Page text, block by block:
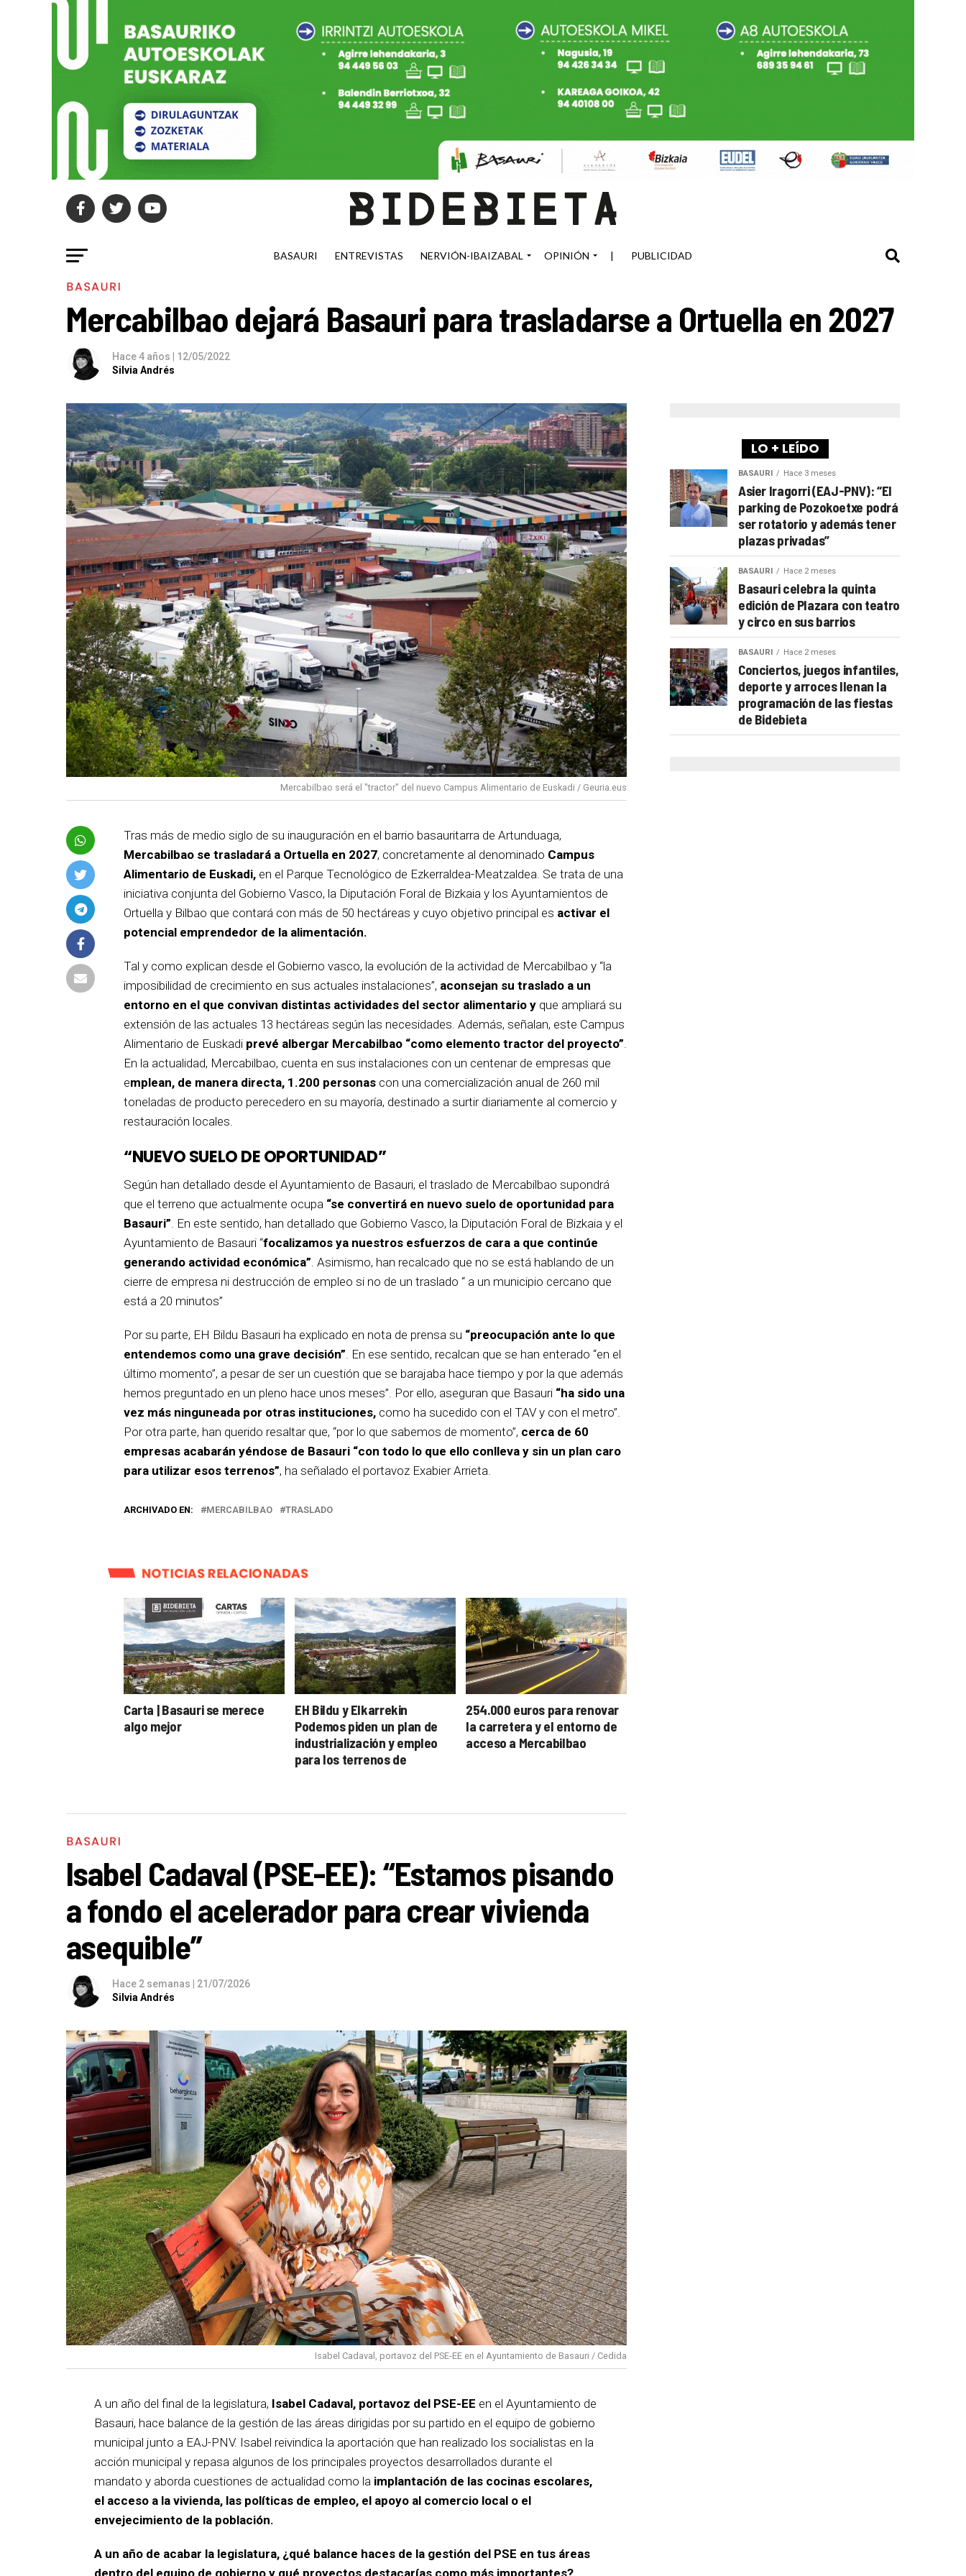
BASAURI ENTREVISTAS NERVIÓN-IBAIZABAL OPINIÓN | PUBLICIDAD
BASAURI
Mercabilbao dejará Basauri para trasladarse a Ortuella en 2027
Hace 4 años | 12/05/2022
Silvia Andrés
Mercabilbao será el "tractor" del nuevo Campus Alimentario de Euskadi / Geuria.eus
Tras más de medio siglo de su inauguración en el barrio basauritarra de Artunduaga,
Mercabilbao se trasladará a Ortuella en 2027, concretamente al denominado Campus
Alimentario de Euskadi, en el Parque Tecnológico de Ezkerraldea-Meatzaldea. Se trata de una
iniciativa conjunta del Gobierno Vasco, la Diputación Foral de Bizkaia y los Ayuntamientos de
Ortuella y Bilbao que contará con más de 50 hectáreas y cuyo objetivo principal es activar el
potencial emprendedor de la alimentación.
Tal y como explican desde el Gobierno vasco, la evolución de la actividad de Mercabilbao y “la
imposibilidad de crecimiento en sus actuales instalaciones”, aconsejan su traslado a un
entorno en el que convivan distintas actividades del sector alimentario y que ampliará su
extensión de las actuales 13 hectáreas según las necesidades. Además, señalan, este Campus
Alimentario de Euskadi prevé albergar Mercabilbao “como elemento tractor del proyecto”
En la actualidad, Mercabilbao, cuenta en sus instalaciones con un centenar de empresas que
emplean, de manera directa, 1.200 personas con una comercialización anual de 260 mil
toneladas de producto perecedero en su mayoría, destinado a surtir diariamente al comercio y
restauración locales.
“NUEVO SUELO DE OPORTUNIDAD”
Según han detallado desde el Ayuntamiento de Basauri, el traslado de Mercabilbao supondrá
que el terreno que actualmente ocupa “se convertirá en nuevo suelo de oportunidad para
Basauri” . En este sentido, han detallado que Gobierno Vasco, la Diputación Foral de Bizkaia y el
Ayuntamiento de Basauri “focalizamos ya nuestros esfuerzos de cara a que continúe
generando actividad económica” . Asimismo, han recalcado que no se está hablando de un
cierre de empresa ni destrucción de empleo si no de un traslado “ a un municipio cercano que
está a 20 minutos”
Por su parte, EH Bildu Basauri ha explicado en nota de prensa su “preocupación ante lo que
entendemos como una grave decisión” . En ese sentido, recalcan que se han enterado “en el
último momento”, a pesar de ser un cuestión que se barajaba hace tiempo y por la que además
hemos preguntado en un pleno hace unos meses”. Por ello, aseguran que Basauri “ha sido una
vez más ninguneada por otras instituciones, como ha sucedido con el TAV y con el metro”.
Por otra parte, han querido resaltar que, “por lo que sabemos de momento”, cerca de 60
empresas acabarán yéndose de Basauri “con todo lo que ello conlleva y sin un plan caro
para utilizar esos terrenos”, ha señalado el portavoz Exabier Arrieta.
ARCHIVADO EN: MERCABILBAO TRASLADO
NOTICIAS RELACIONADAS
Carta | Basauri se merece
algo mejor
EH Bildu y Elkarrekin
Podemos piden un plan de
industrialización y empleo
para los terrenos de
254.000 euros para renovar
la carretera y el entorno de
acceso a Mercabilbao
BASAURI
Isabel Cadaval (PSE-EE): “Estamos pisando
a fondo el acelerador para crear vivienda
asequible”
Hace 2 semanas | 21/07/2026
Silvia Andrés
Isabel Cadaval, portavoz del PSE-EE en el Ayuntamiento de Basauri / Cedida
A un año del final de la legislatura, Isabel Cadaval, portavoz del PSE-EE en el Ayuntamiento de
Basauri, hace balance de la gestión de las áreas dirigidas por su partido en el equipo de gobierno
municipal junto a EAJ-PNV. Isabel reivindica la aportación que han realizado los socialistas en la
acción municipal y repasa algunos de los principales proyectos desarrollados durante el
mandato y aborda cuestiones de actualidad como la implantación de las cocinas escolares,
el acceso a la vivienda, las políticas de empleo, el apoyo al comercio local o el
envejecimiento de la población.
A un año de acabar la legislatura, ¿qué balance haces de la gestión del PSE en tus áreas
LO + LEÍDO
BASAURI Hace 3 meses
Asier Iragorri (EAJ-PNV): “El
parking de Pozokoetxe podrá
ser rotatorio y además tener
plazas privadas”
BASAURI Hace 2 meses
Basauri celebra la quinta
edición de Plazara con teatro
y circo en sus barrios
BASAURI Hace 2 meses
Conciertos, juegos infantiles,
deporte y arroces llenan la
programación de las fiestas
de Bidebieta